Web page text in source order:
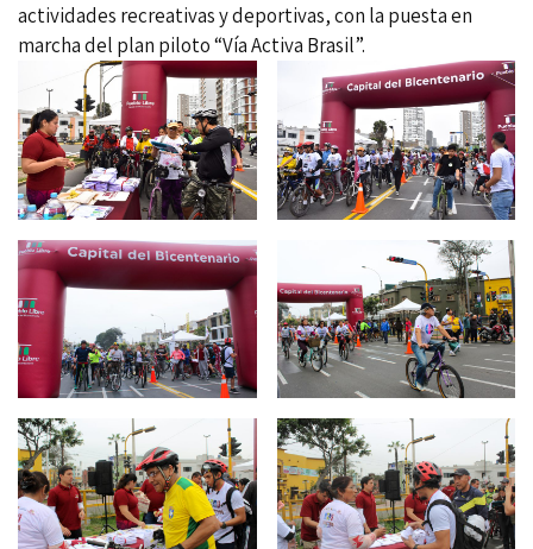
actividades recreativas y deportivas, con la puesta en
marcha del plan piloto “Vía Activa Brasil”.